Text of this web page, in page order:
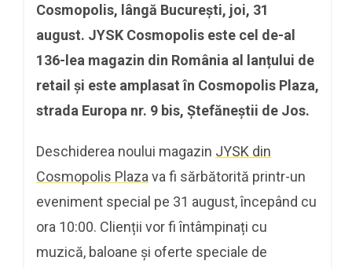
Cosmopolis, lângă București, joi, 31
august. JYSK Cosmopolis este cel de-al
136-lea magazin din România al lanțului de
retail și este amplasat în Cosmopolis Plaza,
strada Europa nr. 9 bis, Ștefăneștii de Jos.
Deschiderea noului magazin JYSK din
Cosmopolis Plaza va fi sărbătorită printr-un
eveniment special pe 31 august, începând cu
ora 10:00. Clienții vor fi întâmpinați cu
muzică, baloane și oferte speciale de